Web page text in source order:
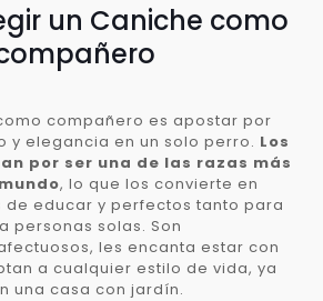
un Caniche como
compañero es apostar por
y elegancia en un solo perro. Los
por ser una de las razas más
, lo que los convierte en
de educar y perfectos tanto para
personas solas. Son
les encanta estar con
a cualquier estilo de vida, ya
una casa con jardín.